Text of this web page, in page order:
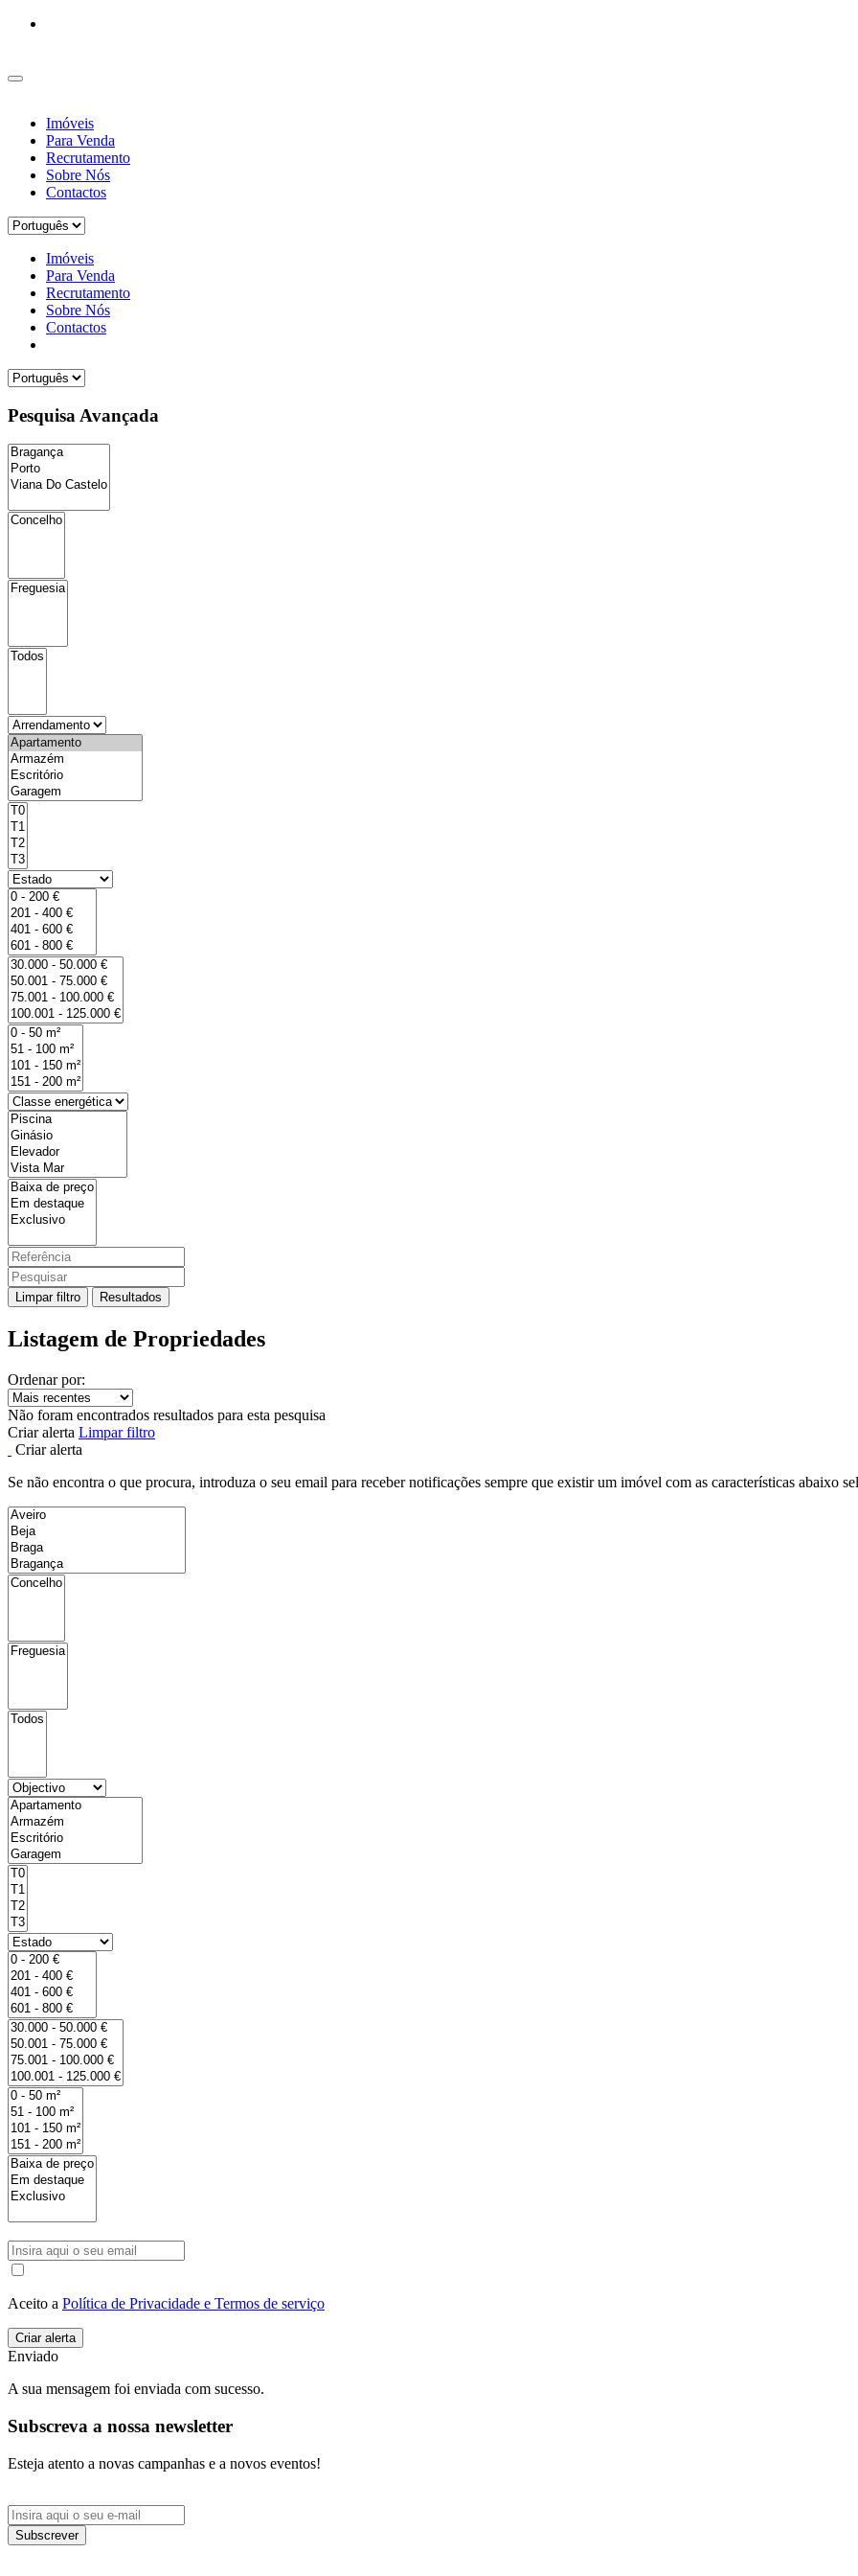
Imóveis
Para Venda
Recrutamento
Sobre Nós
Contactos
Imóveis
Para Venda
Recrutamento
Sobre Nós
Contactos
Pesquisa Avançada
Limpar filtro Resultados
Listagem de Propriedades
Ordenar por:
Não foram encontrados resultados para esta pesquisa
Criar alerta Limpar filtro
Criar alerta
Se não encontra o que procura, introduza o seu email para receber notificações sempre que existir um imóvel com as características abaixo
Aceito a Política de Privacidade e Termos de serviço
Enviado
A sua mensagem foi enviada com sucesso.
Subscreva a nossa newsletter
Esteja atento a novas campanhas e a novos eventos!